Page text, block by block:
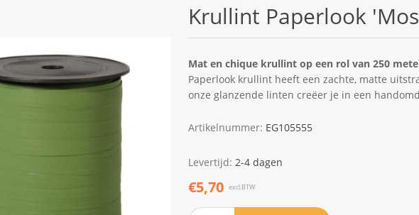
Krullint Paperlook
Mat en chique krullint op een rol van 250
Paperlook krullint heeft een zachte, matte
onze glanzende linten creëer je in een
Artikelnummer: EG105555
Levertijd: 2-4 dagen
€5,70 excl.BTW